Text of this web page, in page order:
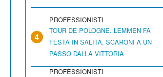
4
PROFESSIONISTI
TOUR DE POLOGNE. LEMMEN FA
FESTA IN SALITA, SCARONI A UN
PASSO DALLA VITTORIA
PROFESSIONISTI